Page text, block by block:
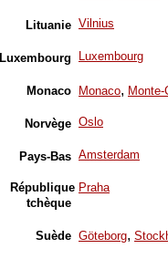
Lituanie Vilnius
Luxembourg Luxembourg
Monaco Monaco, Monte-
Norvège Oslo
Pays-Bas Amsterdam
République
tchèque
Praha
Suède Göteborg,